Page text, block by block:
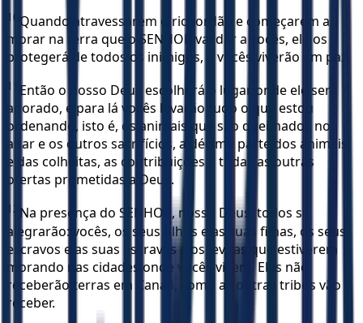
10 Quando atravessarem o rio Jordão e começarem a
morar na terra que o SENHOR vai dar a vocês, ele os
protegerá de todos os inimigos, e vocês viverão em paz.
11
Então o nosso Deus escolherá o lugar onde ele será
adorado, e para lá vocês levarão tudo o que estou
ordenando, isto é, os animais que são queimados no
altar e os outros sacrifícios, a décima parte dos animais
e das colheitas, as contribuições e todas as outras
ofertas prometidas a Deus.
12 Na presença do SENHOR, nosso Deus, todos se
alegrarão: vocês, os seus filhos e as suas filhas, os seus
escravos e as suas escravas e os levitas que estiverem
morando nas cidades onde vocês vivem. Eles não
receberão terras em Canaã, como as outras tribos vão
receber.